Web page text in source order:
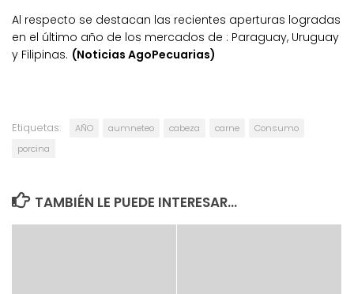
Al respecto se destacan las recientes aperturas logradas
en el último año de los mercados de : Paraguay, Uruguay
y Filipinas. (Noticias AgoPecuarias)
Etiquetas: AÑO aumneteo cabeza carne
Consumo
porcina
TAMBIÉN LE PUEDE INTERESAR...